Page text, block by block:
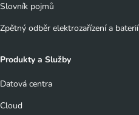
Slovník pojmů
Zpětný odběr elektrozařízení a baterií
Produkty a Služby
Datová centra
Cloud